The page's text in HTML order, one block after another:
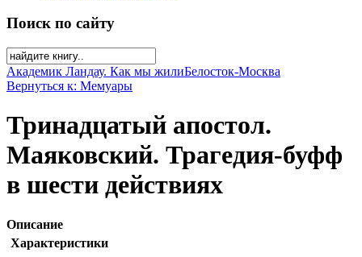
Поиск по сайту
Академик Ландау. Как мы жилиБелосток-Москва
Вернуться к: Мемуары
Тринадцатый апостол.
Маяковский. Трагедия-буфф
в шести действиях
Описание
Характеристики